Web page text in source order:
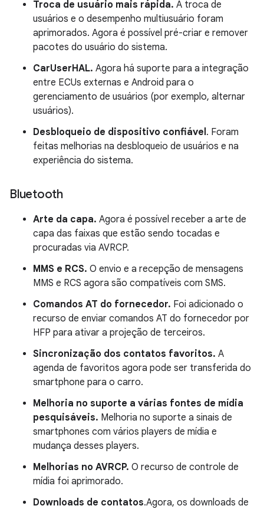
Troca de usuário mais rápida. A troca de
usuários e o desempenho multiusuário foram
aprimorados. Agora é possível pré-criar e remover
pacotes do usuário do sistema.
CarUserHAL. Agora há suporte para a integração
entre ECUs externas e Android para o
gerenciamento de usuários (por exemplo, alternar
usuários).
Desbloqueio de dispositivo confiável. Foram
feitas melhorias na desbloqueio de usuários e na
experiência do sistema.
Bluetooth
Arte da capa. Agora é possível receber a arte de
capa das faixas que estão sendo tocadas e
procuradas via AVRCP.
MMS e RCS. O envio e a recepção de mensagens
MMS e RCS agora são compatíveis com SMS.
Comandos AT do fornecedor. Foi adicionado o
recurso de enviar comandos AT do fornecedor por
HFP para ativar a projeção de terceiros.
Sincronização dos contatos favoritos. A
agenda de favoritos agora pode ser transferida do
smartphone para o carro.
Melhoria no suporte a várias fontes de mídia
pesquisáveis. Melhoria no suporte a sinais de
smartphones com vários players de mídia e
mudança desses players.
Melhorias no AVRCP. O recurso de controle de
mídia foi aprimorado.
Downloads de contatos.Agora, os downloads de